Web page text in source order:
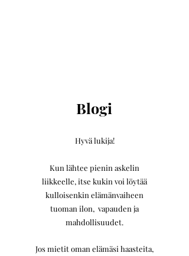
Blogi
Hyvä lukija!
Kun lähtee pienin askelin
liikkeelle,itse kukin voi löytää
kulloisenkin elämänvaiheen
tuoman ilon, vapauden ja
mahdollisuudet.
Jos mietit oman elämäsi haasteita,